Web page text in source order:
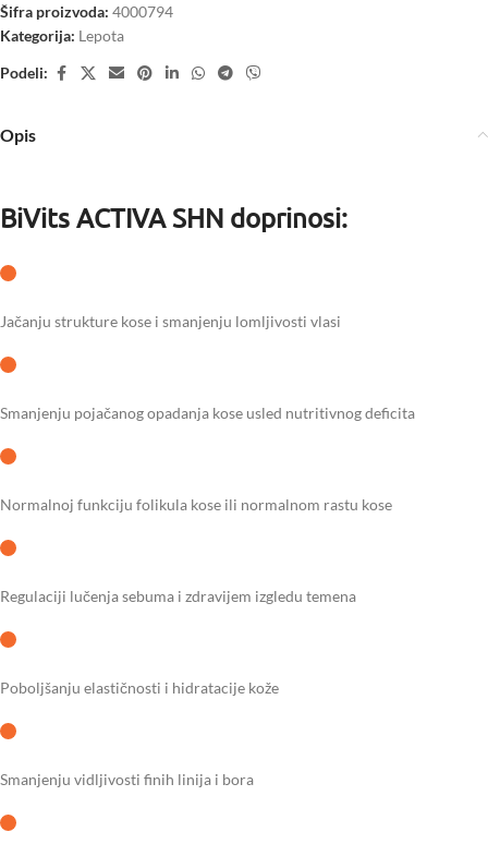
Šifra proizvoda: 4000794
Kategorija: Lepota
Podeli:
Opis
BiVits ACTIVA SHN doprinosi:
Jačanju strukture kose i smanjenju lomljivosti vlasi
Smanjenju pojačanog opadanja kose usled nutritivnog deficita
Normalnoj funkciju folikula kose ili normalnom rastu kose
Regulaciji lučenja sebuma i zdravijem izgledu temena
Poboljšanju elastičnosti i hidratacije kože
Smanjenju vidljivosti finih linija i bora